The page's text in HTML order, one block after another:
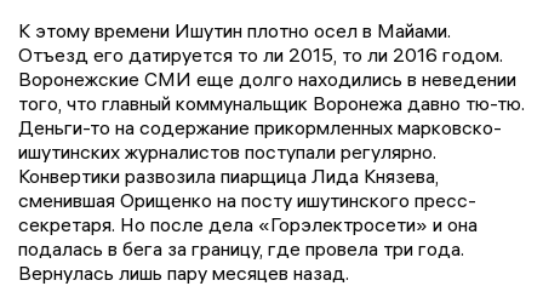
К этому времени Ишутин плотно осел в Майами.
Отъезд его датируется то ли 2015, то ли 2016 годом.
Воронежские СМИ еще долго находились в неведении
того, что главный коммунальщик Воронежа давно тю-тю.
Деньги-то на содержание прикормленных марковско-
ишутинских журналистов поступали регулярно.
Конвертики развозила пиарщица Лида Князева,
сменившая Орищенко на посту ишутинского пресс-
секретаря. Но после дела «Горэлектросети» и она
подалась в бега за границу, где провела три года.
Вернулась лишь пару месяцев назад.